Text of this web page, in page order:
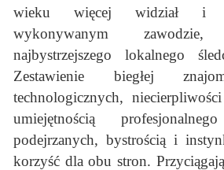
wieku więcej widział i
wykonywanym
najbystrzejszego lokalnego
Zestawienie biegłej
technologicznych,
umiejętnością
podejrzanych, bystrością i
korzyść dla obu stron.